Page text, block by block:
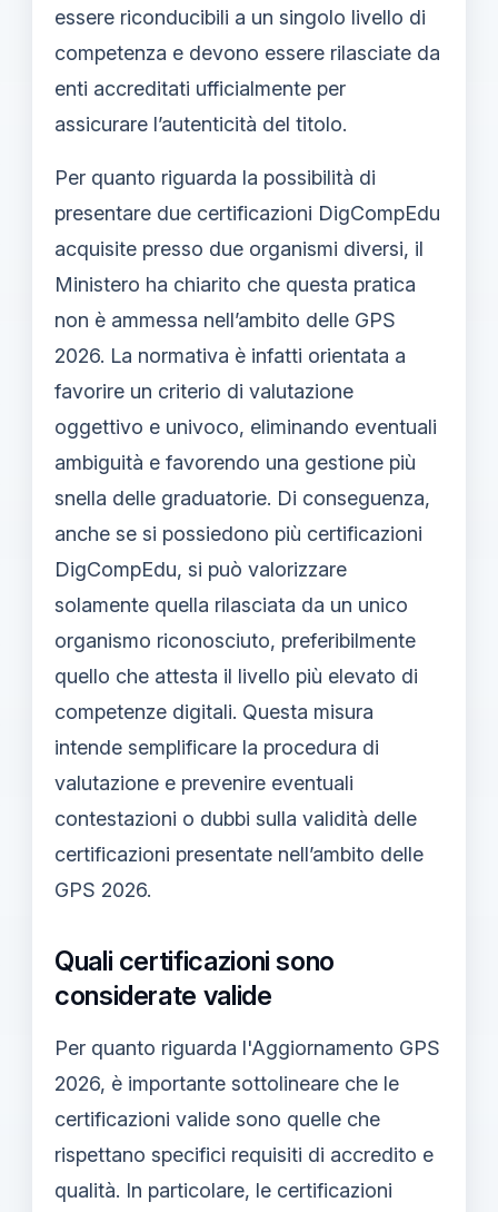
essere riconducibili a un singolo livello di
competenza e devono essere rilasciate da
enti accreditati ufficialmente per
assicurare l’autenticità del titolo.
Per quanto riguarda la possibilità di
presentare due certificazioni DigCompEdu
acquisite presso due organismi diversi, il
Ministero ha chiarito che questa pratica
non è ammessa nell’ambito delle GPS
2026. La normativa è infatti orientata a
favorire un criterio di valutazione
oggettivo e univoco, eliminando eventuali
ambiguità e favorendo una gestione più
snella delle graduatorie. Di conseguenza,
anche se si possiedono più certificazioni
DigCompEdu, si può valorizzare
solamente quella rilasciata da un unico
organismo riconosciuto, preferibilmente
quello che attesta il livello più elevato di
competenze digitali. Questa misura
intende semplificare la procedura di
valutazione e prevenire eventuali
contestazioni o dubbi sulla validità delle
certificazioni presentate nell’ambito delle
GPS 2026.
Quali certificazioni sono
considerate valide
Per quanto riguarda l'Aggiornamento GPS
2026, è importante sottolineare che le
certificazioni valide sono quelle che
rispettano specifici requisiti di accredito e
qualità. In particolare, le certificazioni